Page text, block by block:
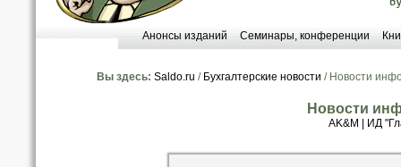
Анонсы изданий Семинары, конференции
Вы здесь: Saldo.ru / Бухгалтерские новости / Новости
Новости
AK&M ИД